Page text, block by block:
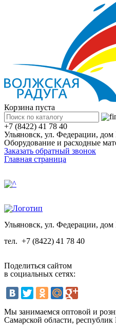
Корзина пуста
+7 (8422) 41 78 40
Ульяновск, ул. Федерации,
Оборудование и расходные
Заказать обратный звонок
Главная страница
Ульяновск, ул. Федерации,
тел. +7 (8422) 41 78 40
Поделиться сайтом
в социальных сетях:
Мы занимаемся оптовой и
Самарской области,